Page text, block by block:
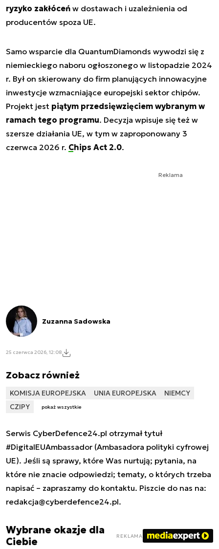
ryzyko zakłóceń w dostawach i uzależnienia od
producentów spoza UE.
Samo wsparcie dla QuantumDiamonds wywodzi się z
niemieckiego naboru ogłoszonego w listopadzie 2024
r. Był on skierowany do firm planujących innowacyjne
inwestycje wzmacniające europejski sektor chipów.
Projekt jest piątym przedsięwzięciem wybranym w
ramach tego programu. Decyzja wpisuje się też w
szersze działania UE, w tym w zaproponowany 3
czerwca 2026 r. Chips Act 2.0.
Reklama
Zuzanna Sadowska
25 czerwca 2026, 12:08
Zobacz również
KOMISJA EUROPEJSKA UNIA EUROPEJSKA
NIEMCY
CZIPY
pokaż wszystkie
Serwis CyberDefence24.pl otrzymał tytuł
#DigitalEUAmbassador (Ambasadora polityki cyfrowej
UE). Jeśli są sprawy, które Was nurtują; pytania, na
które nie znacie odpowiedzi; tematy, o których trzeba
napisać – zapraszamy do kontaktu. Piszcie do nas na:
redakcja@cyberdefence24.pl.
Wybrane okazje dla
Ciebie
REKLAMA